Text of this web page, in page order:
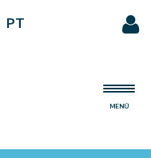
PT
MENÚ